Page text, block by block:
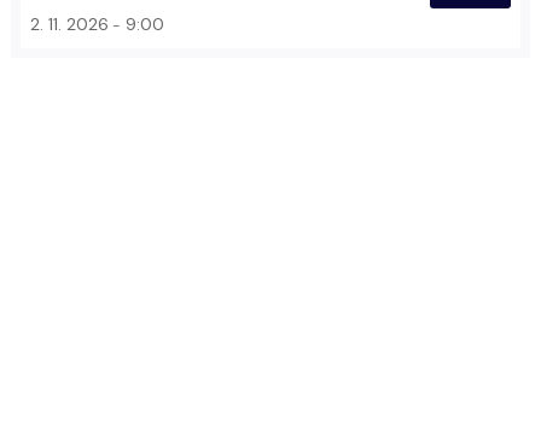
2. 11. 2026 9:00